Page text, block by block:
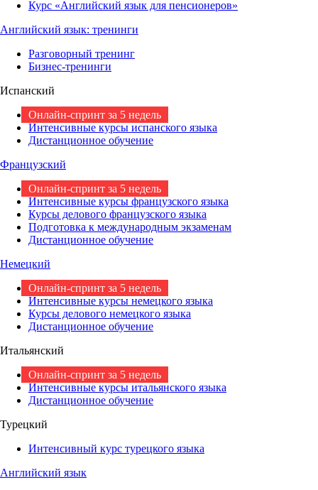
Курс «Английский язык для пенсионеров»
Английский язык: тренинги
Разговорный тренинг
Бизнес-тренинги
Испанский
Онлайн-спринт за 5 недель
Интенсивные курсы испанского языка
Дистанционное обучение
Французский
Онлайн-спринт за 5 недель
Интенсивные курсы французского языка
Курсы делового французского языка
Подготовка к международным экзаменам
Дистанционное обучение
Немецкий
Онлайн-спринт за 5 недель
Интенсивные курсы немецкого языка
Курсы делового немецкого языка
Дистанционное обучение
Итальянский
Онлайн-спринт за 5 недель
Интенсивные курсы итальянского языка
Дистанционное обучение
Турецкий
Интенсивный курс турецкого языка
Английский язык